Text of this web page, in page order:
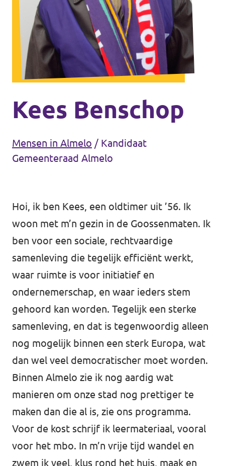
Agenda
Gemeenteraadsverkiezingen 2026
Doneer
Vacatures
Almelo
Deventer
Enschede
Hengelo
Zwolle
Kees Benschop
Mensen in Almelo / Kandidaat
Gemeenteraad Almelo
Hoi, ik ben Kees, een oldtimer uit ’56. Ik
woon met m’n gezin in de Goossenmaten. Ik
ben voor een sociale, rechtvaardige
samenleving die tegelijk efficiënt werkt,
waar ruimte is voor initiatief en
ondernemerschap, en waar ieders stem
gehoord kan worden. Tegelijk een sterke
samenleving, en dat is tegenwoordig alleen
nog mogelijk binnen een sterk Europa, wat
dan wel veel democratischer moet worden.
Binnen Almelo zie ik nog aardig wat
manieren om onze stad nog prettiger te
maken dan die al is, zie ons programma.
Voor de kost schrijf ik leermateriaal, vooral
voor het mbo. In m’n vrije tijd wandel en
zwem ik veel, klus rond het huis, maak en